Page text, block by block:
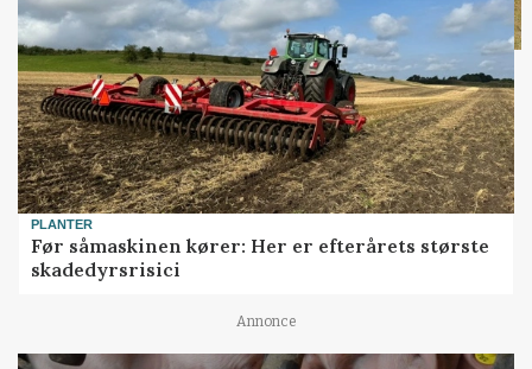
PLANTER
Før såmaskinen kører: Her er efterårets største
skadedyrsrisici
Annonce